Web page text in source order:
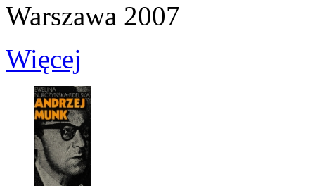
Warszawa 2007
Więcej